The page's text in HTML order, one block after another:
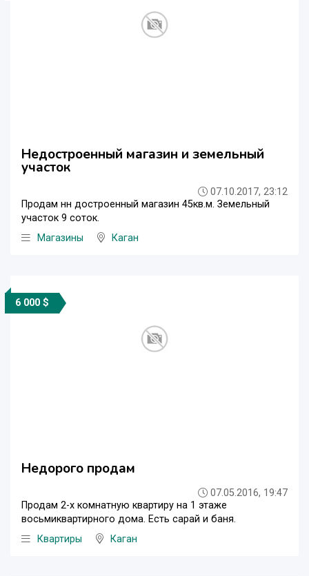
Недостроенный магазин и земельный
участок
07.10.2017, 23:12
Продам нн достроенный магазин 45кв.м. Земельный
участок 9 соток.
Магазины
Каган
6 000 $
Недорого продам
07.05.2016, 19:47
Продам 2-х комнатную квартиру на 1 этаже
восьмиквартирного дома. Есть сарай и баня.
Квартиры
Каган